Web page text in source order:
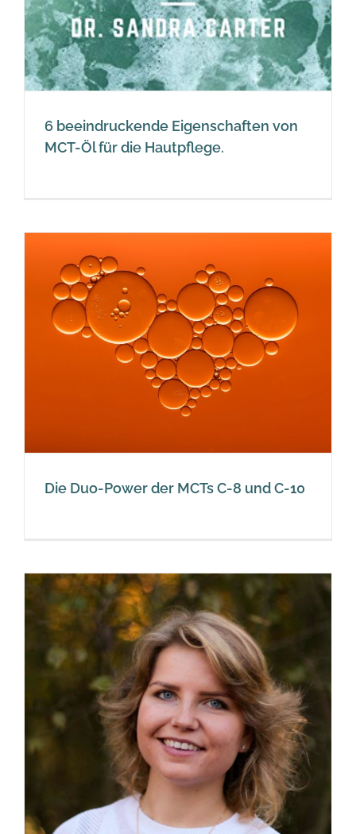
6 beeindruckende Eigenschaften von
MCT-Öl für die Hautpflege.
Die Duo-Power der MCTs C-8 und C-10